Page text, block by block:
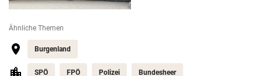
Ähnliche Themen
Burgenland
SPÖ FPÖ Polizei Bundesheer